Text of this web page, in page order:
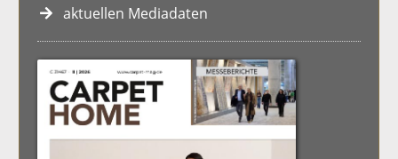
aktuellen Mediadaten